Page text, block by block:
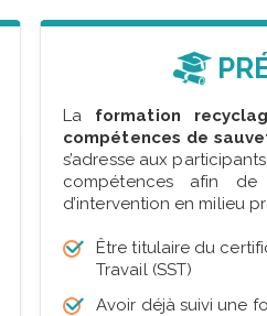
La formation
compétences de
s’adresse aux
compétences afin
d’intervention en milieu
Être titulaire du
Travail (SST)
Avoir déjà suivi une